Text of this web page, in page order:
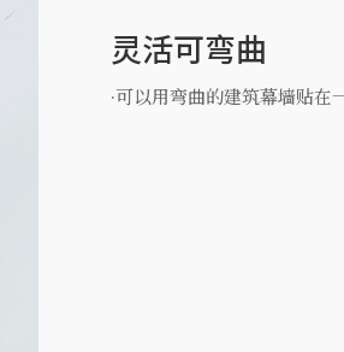
灵活可弯曲
·可以用弯曲的建筑幕墙贴